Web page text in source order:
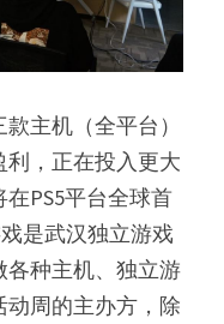
主机（全平台）
，正在投入更大
PS5平台全球首
是武汉独立游戏
种主机、独立游
周的主办方，除